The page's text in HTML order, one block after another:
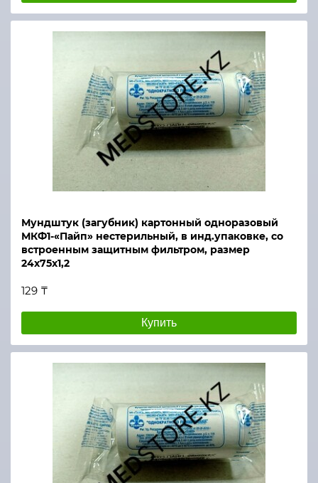
Мундштук (загубник) картонный одноразовый
МКФ1-«Пайп» нестерильный, в инд.упаковке, со
встроенным защитным фильтром, размер
24х75х1,2
129 ₸
Купить